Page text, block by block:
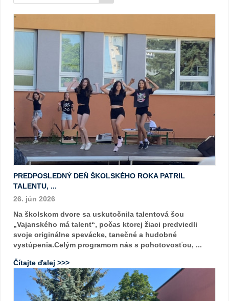
PREDPOSLEDNÝ DEŇ ŠKOLSKÉHO ROKA PATRIL
TALENTU, ...
26. jún 2026
Na školskom dvore sa uskutočnila talentová šou
„Vajanského má talent“, počas ktorej žiaci predviedli
svoje originálne spevácke, tanečné a hudobné
vystúpenia.Celým programom nás s pohotovosťou, ...
Čítajte ďalej >>>